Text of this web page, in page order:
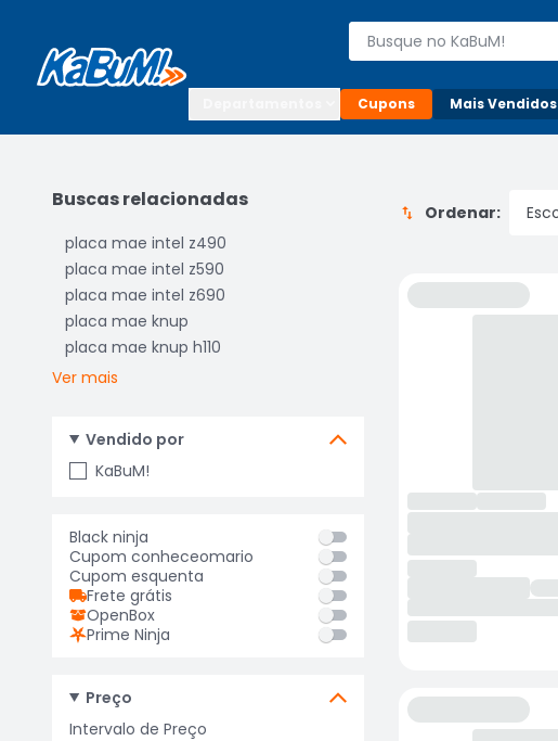
Buscar produtos
Cupons Mais Vendidos
Buscas relacionadas
placa mae intel z490
placa mae intel z590
placa mae intel z690
placa mae knup
placa mae knup h110
Ver mais
Vendido por
KaBuM!
Black ninja
Cupom conheceomario
Cupom esquenta
Frete grátis
OpenBox
Prime Ninja
Preço
Intervalo de Preço
Ordenar: